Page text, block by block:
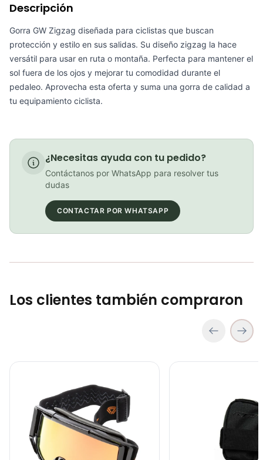
COP 116,900.00
Bolso gw portaherramienta ruta
COP 24,900.00
Goggles GW Path Transparente
COP 102,900.00
Descripción
Gorra GW Zigzag diseñada para ciclistas que buscan
protección y estilo en sus salidas. Su diseño zigzag la hace
versátil para usar en ruta o montaña. Perfecta para mantener el
sol fuera de los ojos y mejorar tu comodidad durante el
pedaleo. Aprovecha esta oferta y suma una gorra de calidad a
tu equipamiento ciclista.
¿Necesitas ayuda con tu pedido?
Contáctanos por WhatsApp para resolver tus
dudas
CONTACTAR POR WHATSAPP
Los clientes también compraron
Goggles GW path full color Bolso gw